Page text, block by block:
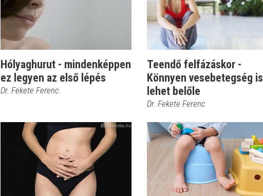
Hólyaghurut - mindenképpen
ez legyen az első lépés
Dr. Fekete Ferenc
Teendő felfázáskor -
Könnyen vesebetegség is
lehet belőle
Dr. Fekete Ferenc